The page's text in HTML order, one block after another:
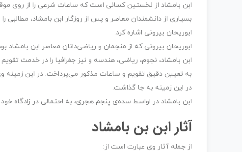
ابن بامشاد از نخستین کسانی است که ساعات شرعی را از روی
بسیاری از دانشمندان معاصر و پس از روزگار ابن بامشاد،
ابوریحان بیرونی اشاره کرد.
ابوریحان بیرونی که از منجمان و ریاضی‌دانان معاصر ابن
ابن بامشاد، نجوم، ریاضی، هندسه و نیز جغرافیا را در خدمت
به تعیین دقیق تقویم و ساعات مذکور می‌پرداخت. در این
در این زمینه به جا گذاشت.
ابن بامشاد در اواسط سده‌ی پنجم هجری، به احتمالی در زادگاه
آثار ابن بن بامشاد
از جمله آثار وی عبارت است از: